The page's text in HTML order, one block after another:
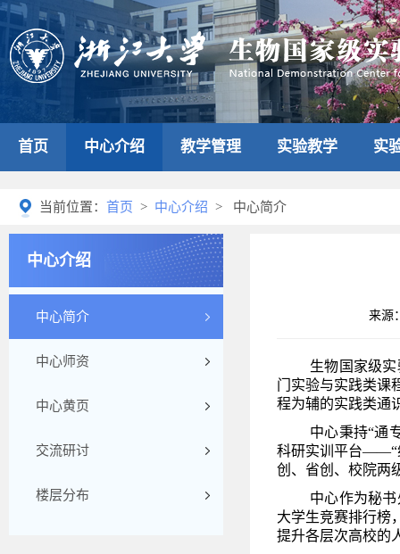
首页 中心介绍 教学管理 实验教学 实
当前位置： 首页 > 中心介绍 > 中心简介
中心介绍
中心简介
中心师资
中心黄页
交流研讨
楼层分布
来源
生物国家级
门实验与实践类课
程为辅的实践类通
中心秉持“通
科研实训平台——“
创、省创、校院两
中心作为秘
大学生竞赛排行榜
提升各层次高校的